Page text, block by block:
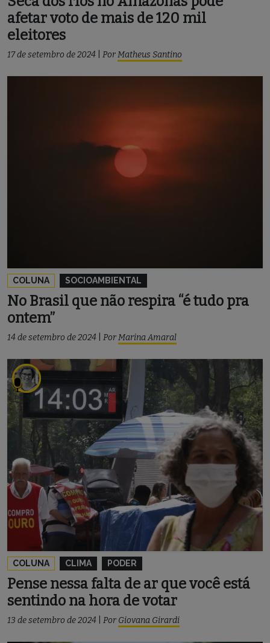
afetar voto de mais de 120 mil
eleitores
17 de setembro de 2024 PorMatheus Santino
COLUNA SOCIOAMBIENTAL
No Brasil que não respira “é tudo pra
ontem”
14 de setembro de 2024 PorMarina Amaral
COLUNA CLIMA PODER
Pense nessa falta de ar que você está
sentindo na hora de votar
13 de setembro de 2024 Por Giovana Girardi